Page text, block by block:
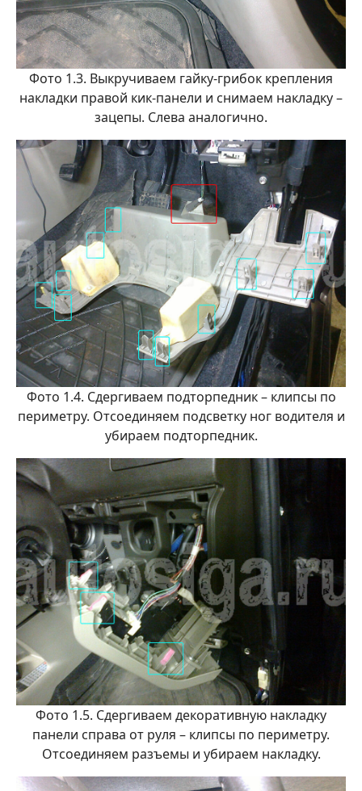
Фото 1.3. Выкручиваем гайку-грибок крепления
накладки правой кик-панели и снимаем накладку –
зацепы. Слева аналогично.
Фото 1.4. Сдергиваем подторпедник – клипсы по
периметру. Отсоединяем подсветку ног водителя и
убираем подторпедник.
Фото 1.5. Сдергиваем декоративную накладку
панели справа от руля – клипсы по периметру.
Отсоединяем разъемы и убираем накладку.